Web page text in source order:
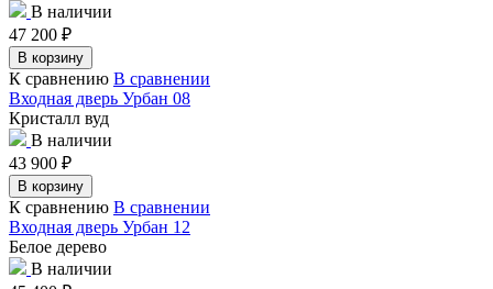
В наличии
47 200 ₽
В корзину
К сравнению В сравнении
Входная дверь Урбан 08
Кристалл вуд
В наличии
43 900 ₽
В корзину
К сравнению В сравнении
Входная дверь Урбан 12
Белое дерево
В наличии